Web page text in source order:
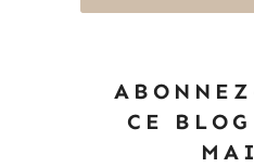
CE